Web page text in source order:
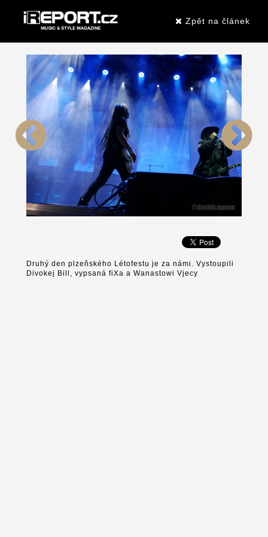
Zpět na článek
Druhý den plzeňského Létofestu je za námi. Vystoupili
Divokej Bill, vypsaná fiXa a Wanastowi Vjecy